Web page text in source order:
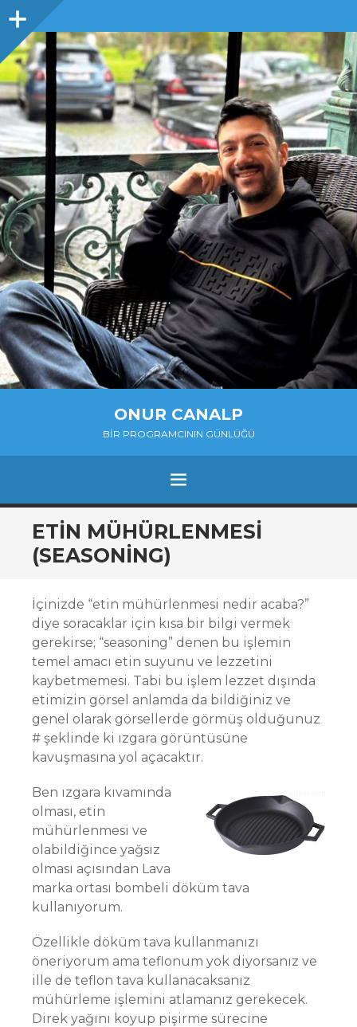
Sidebar
ONUR CANALP
BIR PROGRAMCININ GÜNLÜĞÜ
MENU
SKIP
TO
CONTENT
ETIN MÜHÜRLENMESI
(SEASONING)
İçinizde “etin mühürlenmesi nedir acaba?”
diye soracaklar için kısa bir bilgi vermek
gerekirse; “seasoning” denen bu işlemin
temel amacı etin suyunu ve lezzetini
kaybetmemesi. Tabi bu işlem lezzet dışında
etimizin görsel anlamda da bildiğiniz ve
genel olarak görsellerde görmüş olduğunuz
# şeklinde ki ızgara görüntüsüne
kavuşmasına yol açacaktır.
Ben ızgara kıvamında
olması, etin
mühürlenmesi ve
olabildiğince yağsız
olması açısından Lava
marka ortası bombeli döküm tava
kullanıyorum.
Özellikle döküm tava kullanmanızı
öneriyorum ama teflonum yok diyorsanız ve
ille de teflon tava kullanacaksanız
mühürleme işlemini atlamanız gerekecek.
Direk yağını koyup pişirme sürecine